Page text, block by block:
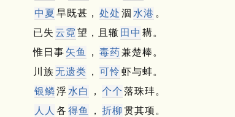
中夏 旱既甚， 处处 涸 水港 。
已失 云霓 望，且辙 田中 耩。
惟日事 矢鱼 ， 毒药兼楚棒。
川族无遗类 ， 可怜 虾与蚌。
银鳞浮 水白 ， 个个 落珠玤。
人人 各 得鱼 ， 折柳 贯其项。